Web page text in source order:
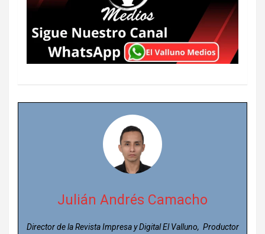
Julián Andrés Camacho
Director de la Revista Impresa y Digital El Valluno, Productor